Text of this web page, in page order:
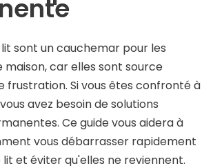
lit sont un cauchemar pour les
car elles sont source
frustration. Si vous êtes confronté à
avez besoin de solutions
Ce guide vous aidera à
vous débarrasser rapidement
lit et éviter qu'elles ne reviennent.